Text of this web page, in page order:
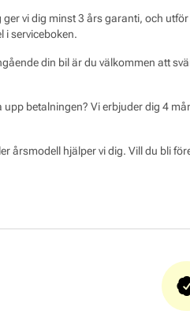
vi dig minst 3 års garanti, och
i serviceboken.
din bil är du välkommen att
betalningen? Vi erbjuder dig 4
årsmodell hjälper vi dig. Vill du bli